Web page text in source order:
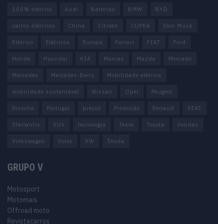
100% elétrico Audi Baterias BMW BYD
carros elétricos China Citröen CUPRA Elon Musk
Elétrico Elétricos Europa Ferrari FIAT Ford
Honda Hyundai KIA Marcas Mazda Mercado
Mercedes Mercedes-Benz Mobilidade elétrica
mobilidade sustentável Nissan Opel Peugeot
Porsche Portugal preços Produção Renault SEAT
Stellantis SUV tecnologia Tesla Toyota Vendas
Volkswagen Volvo VW Škoda
GRUPO V
Motosport
Motomais
Offroad moto
Revistacarros